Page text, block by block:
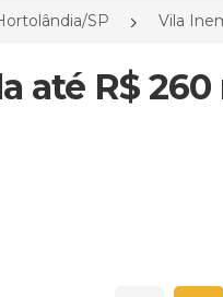
SP Vila
até R$